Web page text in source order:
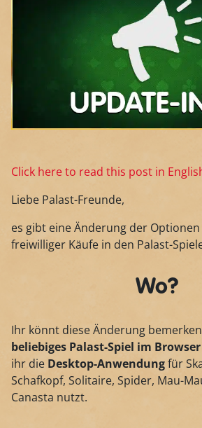
Click here to read this post in
Liebe Palast-Freunde,
es gibt eine Änderung der
freiwilliger Käufe in den Palast-
Wo?
Ihr könnt diese Änderung
beliebiges Palast-Spiel im Browser
ihr die Desktop-Anwendungfür
Schafkopf, Solitaire, Spider, Mau-
Canasta nutzt.